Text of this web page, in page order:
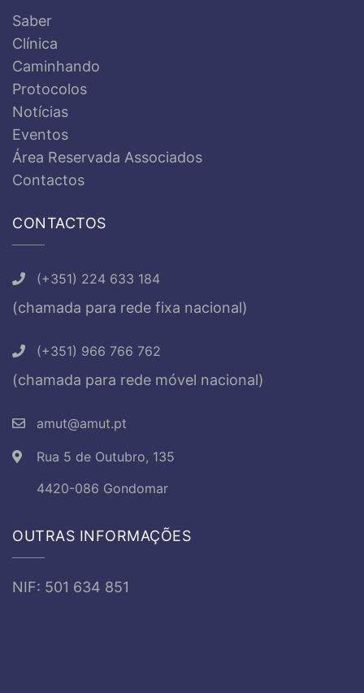
Saber
Clínica
Caminhando
Protocolos
Notícias
Eventos
Área Reservada Associados
Contactos
CONTACTOS
(+351) 224 633 184
(chamada para rede fixa nacional)
(+351) 966 766 762
(chamada para rede móvel nacional)
amut@amut.pt
Rua 5 de Outubro, 135
4420-086 Gondomar
OUTRAS INFORMAÇÕES
NIF: 501 634 851